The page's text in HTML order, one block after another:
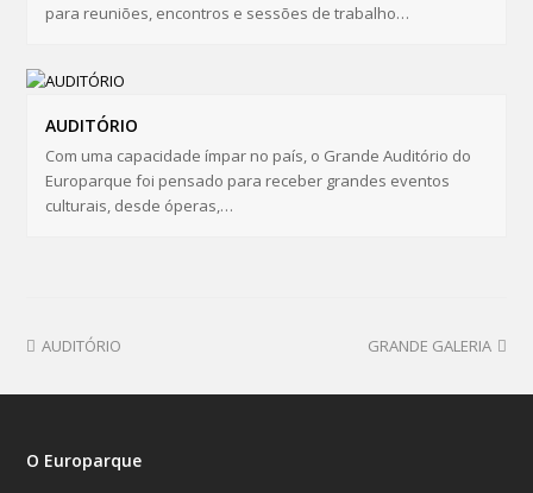
para reuniões, encontros e sessões de trabalho…
AUDITÓRIO
Com uma capacidade ímpar no país, o Grande Auditório do
Europarque foi pensado para receber grandes eventos
culturais, desde óperas,…
AUDITÓRIO GRANDE GALERIA
O Europarque